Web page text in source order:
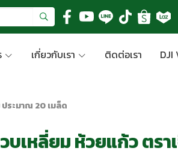
เกี่ยวกับเรา ติดต่อเรา DJI
ระมาณ 20 เมล็ด
เหลี่ยม ห้วยแก้ว ตรา